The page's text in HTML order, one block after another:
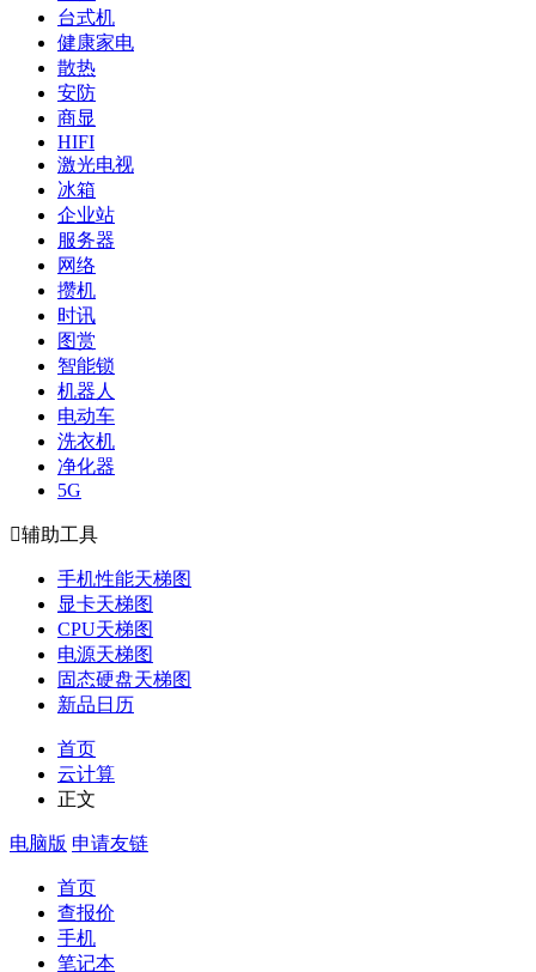
台式机
健康家电
散热
安防
商显
HIFI
激光电视
冰箱
企业站
服务器
网络
攒机
时讯
图赏
智能锁
机器人
电动车
洗衣机
净化器
5G
辅助工具
手机性能天梯图
显卡天梯图
CPU天梯图
电源天梯图
固态硬盘天梯图
新品日历
首页
云计算
正文
电脑版 申请友链
首页
查报价
手机
笔记本